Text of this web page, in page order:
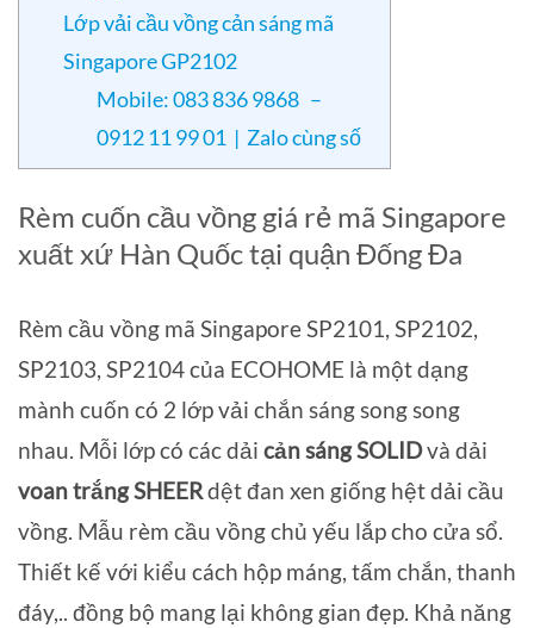
Lớp vải cầu vồng cản sáng mã
Singapore GP2102
Mobile: 083 836 9868 –
0912 11 99 01 | Zalo cùng số
Rèm cuốn cầu vồng giá rẻ mã Singapore
xuất xứ Hàn Quốc tại quận Đống Đa
Rèm cầu vồng mã Singapore SP2101, SP2102,
SP2103, SP2104 của ECOHOME là một dạng
mành cuốn có 2 lớp vải chắn sáng song song
nhau. Mỗi lớp có các dải cản sáng SOLIDvà dải
voan trắng SHEERdệt đan xen giống hệt dải cầu
vồng. Mẫu rèm cầu vồng chủ yếu lắp cho cửa sổ.
Thiết kế với kiểu cách hộp máng, tấm chắn, thanh
đáy,.. đồng bộ mang lại không gian đẹp. Khả năng